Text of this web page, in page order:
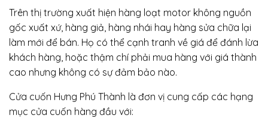
Trên thị trường xuất hiện hàng loạt motor không nguồn
gốc xuất xứ, hàng giả, hàng nhái hay hàng sửa chữa lại
làm mới để bán. Họ có thể cạnh tranh về giá để đánh lừa
khách hàng, hoặc thậm chí phải mua hàng với giá thành
cao nhưng không có sự đảm bảo nào.
Cửa cuốn Hưng Phú Thành là đơn vị cung cấp các hạng
mục cửa cuốn hàng đầu với: